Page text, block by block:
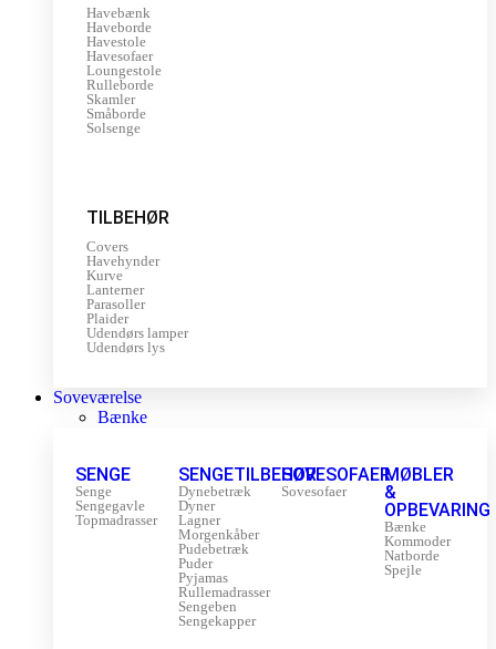
Havebænk
Haveborde
Havestole
Havesofaer
Loungestole
Rulleborde
Skamler
Småborde
Solsenge
TILBEHØR
Covers
Havehynder
Kurve
Lanterner
Parasoller
Plaider
Udendørs lamper
Udendørs lys
Soveværelse
Bænke
SENGE
Senge
Sengegavle
Topmadrasser
SENGETILBEHØR
Dynebetræk
Dyner
Lagner
Morgenkåber
Pudebetræk
Puder
Pyjamas
Rullemadrasser
Sengeben
Sengekapper
SOVESOFAER
Sovesofaer
MØBLER
&
OPBEVARING
Bænke
Kommoder
Natborde
Spejle